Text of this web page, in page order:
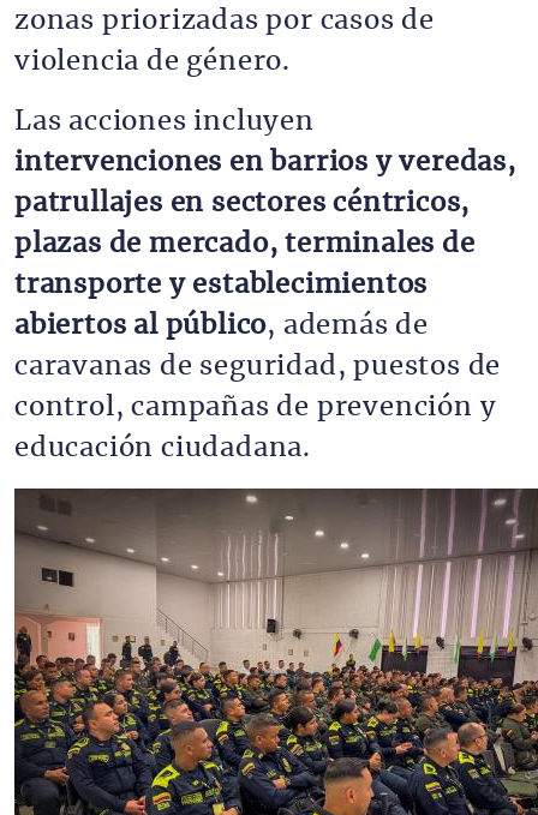
zonas priorizadas por casos de
violencia de género.
intervenciones en barrios y veredas,
patrullajes en sectores céntricos,
plazas de mercado, terminales de
transporte y establecimientos
abiertos al público, además de
caravanas de seguridad, puestos de
control, campañas de prevención y
educación ciudadana.